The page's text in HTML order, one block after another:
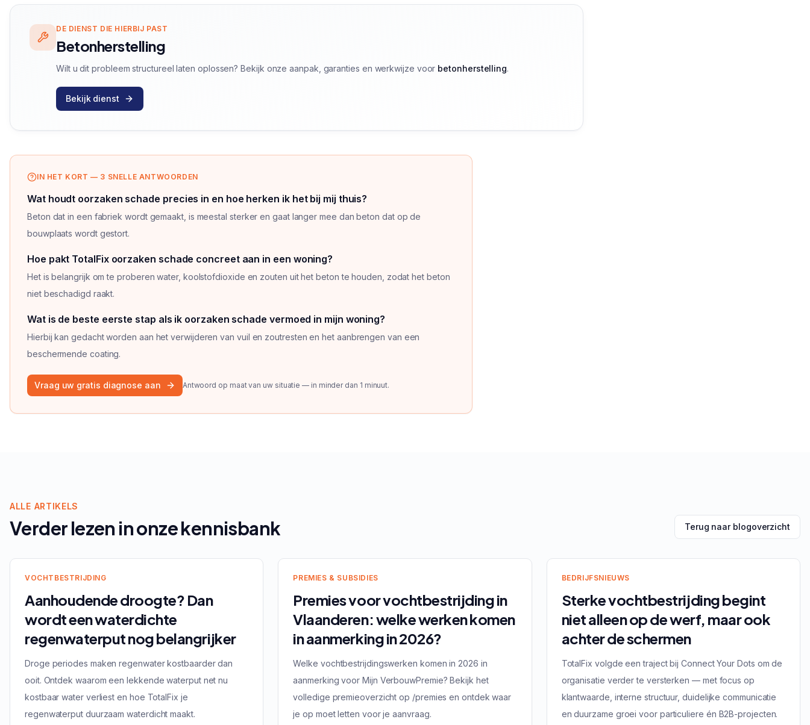
DE DIENST DIE HIERBIJ PAST
Betonherstelling
Wilt u dit probleem structureel laten oplossen? Bekijk onze aanpak, garanties en werkwijze voor betonherstelling.
Bekijk dienst
IN HET KORT — 3 SNELLE ANTWOORDEN
Wat houdt oorzaken schade precies in en hoe herken ik het bij mij thuis?
Beton dat in een fabriek wordt gemaakt, is meestal sterker en gaat langer mee dan beton dat op de
bouwplaats wordt gestort.
Hoe pakt TotalFix oorzaken schade concreet aan in een woning?
Het is belangrijk om te proberen water, koolstofdioxide en zouten uit het beton te houden, zodat het beton
niet beschadigd raakt.
Wat is de beste eerste stap als ik oorzaken schade vermoed in mijn woning?
Hierbij kan gedacht worden aan het verwijderen van vuil en zoutresten en het aanbrengen van een
beschermende coating.
Vraag uw gratis diagnose aan Antwoord op maat van uw situatie — in minder dan 1 minuut.
ALLE ARTIKELS
Verder lezen in onze kennisbank Terug naar blogoverzicht
VOCHTBESTRIJDING
Aanhoudende droogte? Dan
wordt een waterdichte
regenwaterput nog belangrijker
Droge periodes maken regenwater kostbaarder dan
ooit. Ontdek waarom een lekkende waterput net nu
kostbaar water verliest en hoe TotalFix je
regenwaterput duurzaam waterdicht maakt.
PREMIES & SUBSIDIES
Premies voor vochtbestrijding in
Vlaanderen: welke werken komen
in aanmerking in 2026?
Welke vochtbestrijdingswerken komen in 2026 in
aanmerking voor Mijn VerbouwPremie? Bekijk het
volledige premieoverzicht op /premies en ontdek waar
je op moet letten voor je aanvraag.
BEDRIJFSNIEUWS
Sterke vochtbestrijding begint
niet alleen op de werf, maar ook
achter de schermen
TotalFix volgde een traject bij Connect Your Dots om de
organisatie verder te versterken — met focus op
klantwaarde, interne structuur, duidelijke communicatie
en duurzame groei voor particuliere én B2B-projecten.